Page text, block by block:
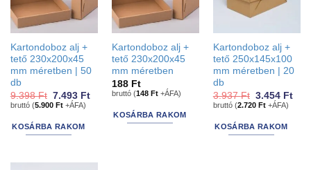
Kartondoboz alj +
tető 230x200x45
mm méretben | 50
db
9.398Ft Original
price
9.398 Ft.
7.493 FtCurrent
7.493 Ft.
bruttó (5.900 Ft+ÁFA)
KOSÁRBA RAKOM
Kartondoboz alj +
tető 230x200x45
mm méretben
188 Ft
bruttó (148 Ft+ÁFA)
KOSÁRBA RAKOM
Kartondoboz alj +
tető 250x145x100
mm méretben | 20
db
3.937Ft Original
price
3.937 Ft.
3.454 Ft
bruttó (2.720 Ft+ÁFA)
KOSÁRBA RAKOM